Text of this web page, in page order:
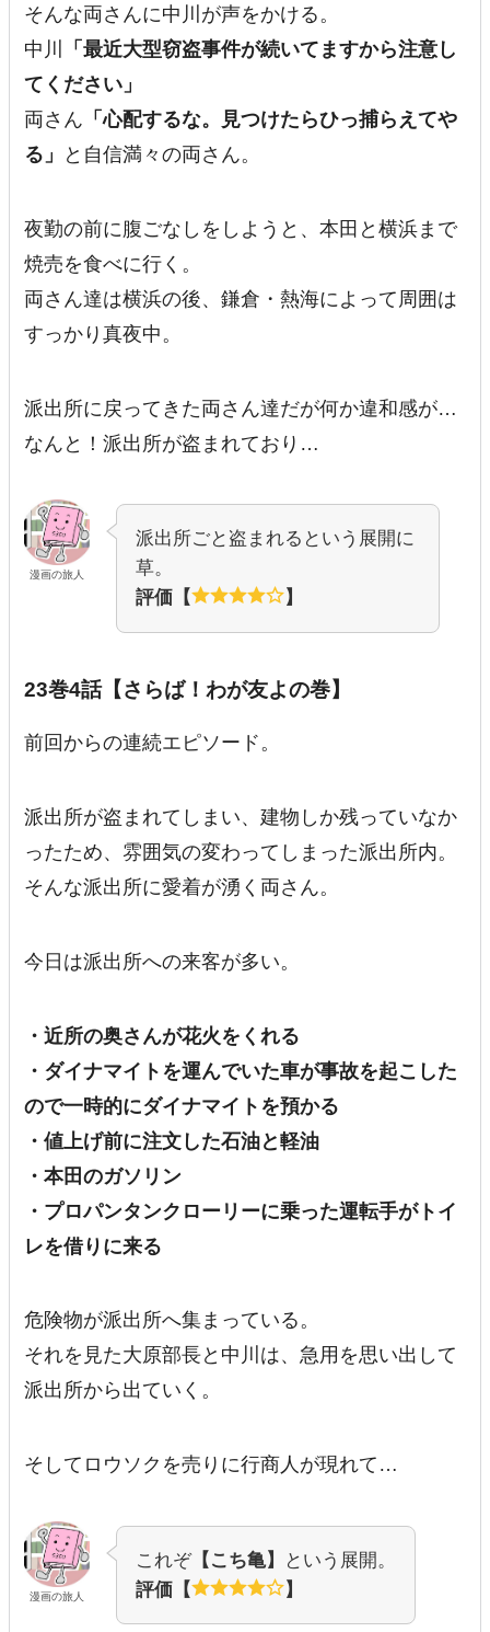
そんな両さんに中川が声をかける。
中川
「最近大型窃盗事件が続いてますから注意し
てください 」
両さん 「心配するな。見つけたらひっ捕らえてや
る 」 と自信満々の両さん。
夜勤の前に腹ごなしをしようと、本田と横浜まで
焼売を食べに行く。
両さん達は横浜の後、鎌倉・熱海によって周囲は
すっかり真夜中。
派出所に戻ってきた両さん達だが何か違和感が…
なんと！派出所が盗まれており…
漫画の旅人
派出所ごと盗まれるという展開に
草。
評価【
】
23巻4話【さらば！わが友よの巻】
前回からの連続エピソード。
派出所が盗まれてしまい、建物しか残っていなか
ったため、雰囲気の変わってしまった派出所内。
そんな派出所に愛着が湧く両さん。
今日は派出所への来客が多い。
・近所の奥さんが花火をくれる
・ダイナマイトを運んでいた車が事故を起こした
ので一時的にダイナマイトを預かる
・値上げ前に注文した石油と軽油
・本田のガソリン
・プロパンタンクローリーに乗った運転手がトイ
レを借りに来る
危険物が派出所へ集まっている。
それを見た大原部長と中川は、急用を思い出して
派出所から出ていく。
そしてロウソクを売りに行商人が現れて…
漫画の旅人
これぞ【こち亀】
という展開。
評価【
】